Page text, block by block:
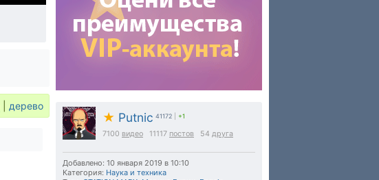
★ Putnic 41172 +1
7100 видео 11117 постов 54 друга
Добавлено: 10 января 2019 в 10:10
Категория: Наука и техника
дерево